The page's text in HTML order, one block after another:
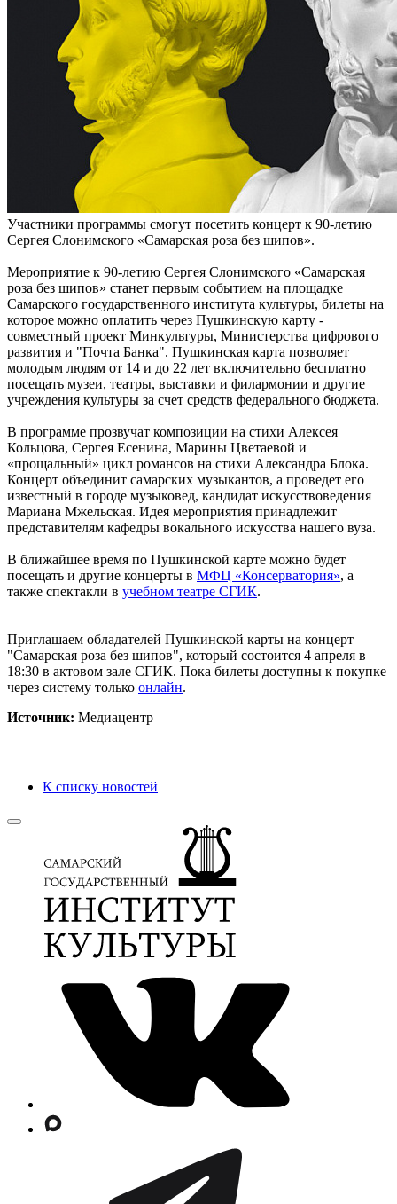
Участники программы смогут посетить концерт к 90-летию
Сергея Слонимского «Самарская роза без шипов».
Мероприятие к 90-летию Сергея Слонимского «Самарская
роза без шипов» станет первым событием на площадке
Самарского государственного института культуры, билеты на
которое можно оплатить через Пушкинскую карту -
совместный проект Минкультуры, Министерства цифрового
развития и "Почта Банка". Пушкинская карта позволяет
молодым людям от 14 и до 22 лет включительно бесплатно
посещать музеи, театры, выставки и филармонии и другие
учреждения культуры за счет средств федерального бюджета.
В программе прозвучат композиции на стихи Алексея
Кольцова, Сергея Есенина, Марины Цветаевой и
«прощальный» цикл романсов на стихи Александра Блока.
Концерт объединит самарских музыкантов, а проведет его
известный в городе музыковед, кандидат искусствоведения
Мариана Мжельская. Идея мероприятия принадлежит
представителям кафедры вокального искусства нашего вуза.
В ближайшее время по Пушкинской карте можно будет
посещать и другие концерты в МФЦ «Консерватория», а
также спектакли в учебном театре СГИК.
Приглашаем обладателей Пушкинской карты на концерт
"Самарская роза без шипов", который состоится 4 апреля в
18:30 в актовом зале СГИК. Пока билеты доступны к покупке
через систему только онлайн.
Источник: Медиацентр
К списку новостей